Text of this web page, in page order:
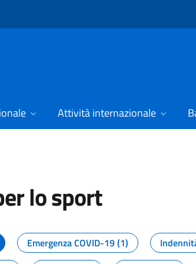
Attività internazionale
lo sport
dal Dipartimento
Emergenza COVID-19 (1)